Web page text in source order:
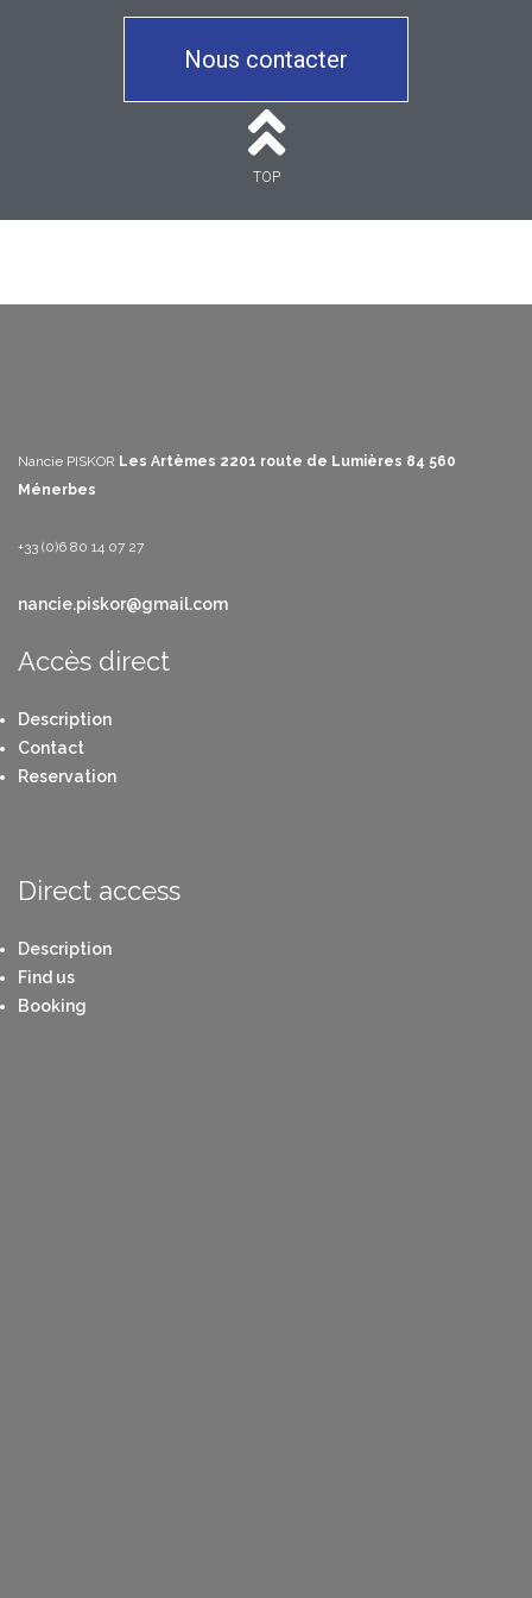
Nous contacter
TOP
Nancie PISKOR Les Artèmes 2201 route de Lumières 84 560
Ménerbes
+33 (0)6 80 14 07 27
nancie.piskor@gmail.com
Accès direct
Description
Contact
Reservation
Direct access
Description
Find us
Booking